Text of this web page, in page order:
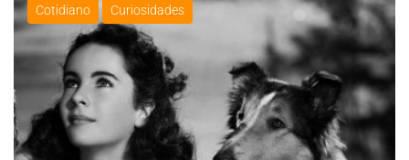
Cotidiano Curiosidades